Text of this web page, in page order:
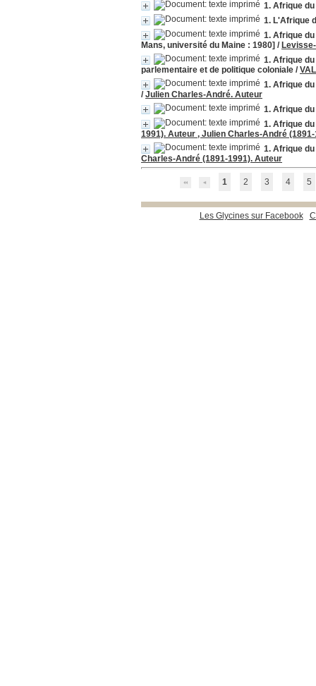
1. Afrique
1. L'Afrique
1. Afrique
Mans, université du Maine : 1980] /
1. Afrique
parlementaire et de politique coloniale /
1. Afrique
/Julien Charles-André. Auteur
1. Afrique
1. Afrique
1991). Auteur , Julien Charles-André
1. Afrique
Charles-André (1891-1991). Auteur
1 2 3 4 5
Les Glycines sur Facebook